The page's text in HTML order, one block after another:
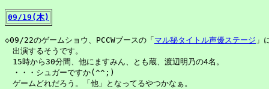
09/19(木)
◇09/22のゲームショウ、PCCWブースの「 マル秘タイトル声優ステージ 」
出演するそうです。
15時から30分間、他にますみん、とも蔵、渡辺明乃の4名。
・・・シュガーですか(^^;)
ゲームどれだろう。「他」となってるやつかなぁ。